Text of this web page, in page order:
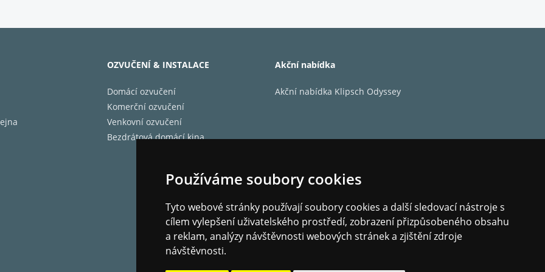
Používáme soubory cookies
Tyto webové stránky používají soubory cookies a další sledovací nástroje s
cílem vylepšení uživatelského prostředí, zobrazení přizpůsobeného obsahu
a reklam, analýzy návštěvnosti webových stránek a zjištění zdroje
návštěvnosti.
OZVUČENÍ & INSTALACE
Domácí ozvučení
Komerční ozvučení
Venkovní ozvučení
Bezdrátová domácí kina
Akční nabídka
Akční nabídka Klipsch Odyssey